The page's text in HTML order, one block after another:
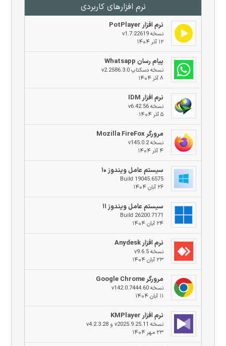
نرم افزار‌های کاربردی
نرم افزار PotPlayer
نسخه v1.7.22619
۱۲ آذر ۱۴۰۴
پیام رسان Whatsapp
نسخه دسکتاپ v2.2586.3.0
۸ آذر ۱۴۰۴
نرم افزار IDM
نسخه v6.42.56
۵ آذر ۱۴۰۴
مرورگر Mozilla FireFox
نسخه v145.0.2
۴ آذر ۱۴۰۴
سیستم عامل ویندوز ۱۰
Build 19045.6575
۲۶ آبان ۱۴۰۴
سیستم عامل ویندوز ۱۱
Build 26200.7171
۲۴ آبان ۱۴۰۴
نرم افزار Anydesk
نسخه v9.6.5
۲۳ آبان ۱۴۰۴
مرورگر Google Chrome
نسخه v142.0.7444.60
۱۱ آبان ۱۴۰۴
نرم افزار KMPlayer
نسخه v2025.9.25.11 و v4.2.3.28
۲۳ مهر ۱۴۰۴